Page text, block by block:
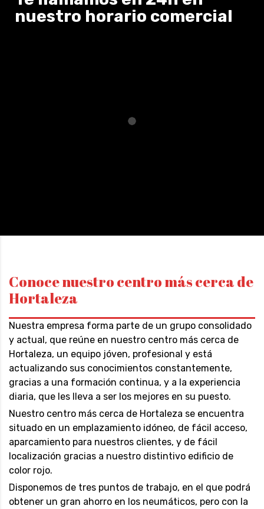
nuestro horario comercial
Conoce nuestro centro más cerca de
Hortaleza
Nuestra empresa forma parte de un grupo consolidado
y actual, que reúne en nuestro centro más cerca de
Hortaleza, un equipo jóven, profesional y está
actualizando sus conocimientos constantemente,
gracias a una formación continua, y a la experiencia
diaria, que les lleva a ser los mejores en su puesto.
Nuestro centro más cerca de Hortaleza se encuentra
situado en un emplazamiento idóneo, de fácil acceso,
aparcamiento para nuestros clientes, y de fácil
localización gracias a nuestro distintivo edificio de
color rojo.
Disponemos de tres puntos de trabajo, en el que podrá
obtener un gran ahorro en los neumáticos, pero con la